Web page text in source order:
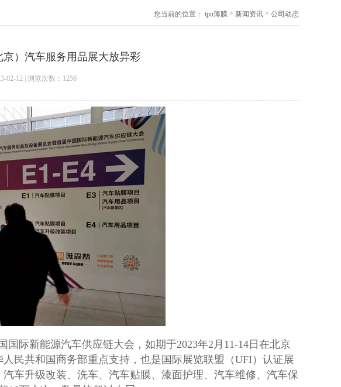
您当前的位置： tpu薄膜 > 新闻资讯 > 公司动态
）汽车服务用品展大放异彩
02-12 | 浏览次数： 1256
际新能源汽车供应链大会，如期于2023年2月11-14日在北京
民共和国商务部重点支持，也是国际展览联盟（UFI）认证展
车升级改装、洗车、汽车贴膜、漆面护理、汽车维修、汽车保